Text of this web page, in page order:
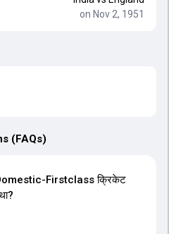
on Nov 2, 1951
(FAQs)
Firstclass क्रिकेट